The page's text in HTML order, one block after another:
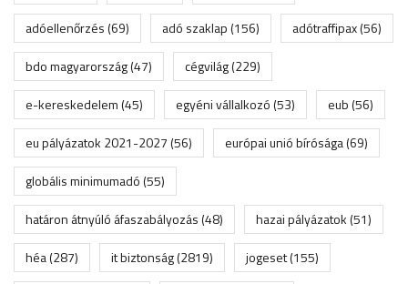
adóellenőrzés(69) adó szaklap(156) adótraffipax(56)
bdo magyarország(47) cégvilág(229)
e-kereskedelem(45) egyéni vállalkozó(53) eub(56)
eu pályázatok 2021-2027(56) európai unió bírósága(69)
globális minimumadó(55)
határon átnyúló áfaszabályozás(48) hazai pályázatok(51)
héa(287) it biztonság(2819) jogeset(155)